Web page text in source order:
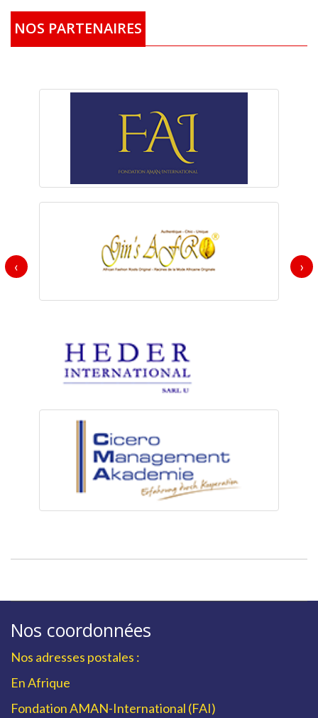
NOS PARTENAIRES
‹ ›
Nos coordonnées
Nos adresses postales :
En Afrique
Fondation AMAN-International (FAI)